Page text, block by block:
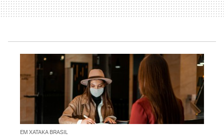
EM XATAKA BRASIL